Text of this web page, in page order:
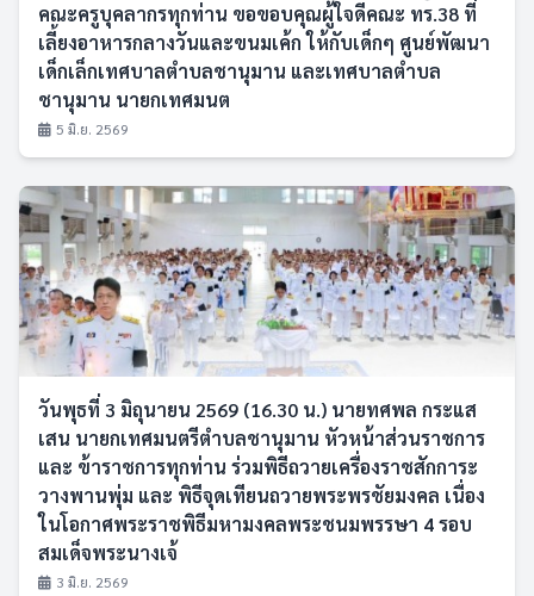
คณะครูบุคลากรทุกท่าน ขอขอบคุณผู้ใจดีคณะ ทร.38 ที่
เลี้ยงอาหารกลางวันและขนมเค้ก ให้กับเด็กๆ ศูนย์พัฒนา
เด็กเล็กเทศบาลตำบลชานุมาน และเทศบาลตำบล
ชานุมาน นายกเทศมนต
5 มิ.ย. 2569
วันพุธที่ 3 มิถุนายน 2569 (16.30 น.) นายทศพล กระแส
เสน นายกเทศมนตรีตำบลชานุมาน หัวหน้าส่วนราชการ
และ ข้าราชการทุกท่าน ร่วมพิธีถวายเครื่องราชสักการะ
วางพานพุ่ม และ พิธีจุดเทียนถวายพระพรชัยมงคล เนื่อง
ในโอกาศพระราชพิธีมหามงคลพระชนมพรรษา 4 รอบ
สมเด็จพระนางเจ้
3 มิ.ย. 2569